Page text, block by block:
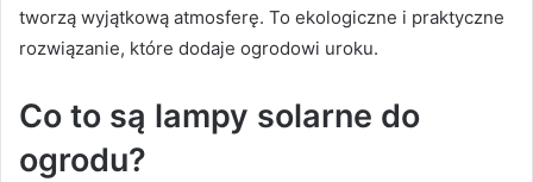
tworzą wyjątkową atmosferę. To ekologiczne i praktyczne
rozwiązanie, które dodaje ogrodowi uroku.
Co to są lampy solarne do
ogrodu?